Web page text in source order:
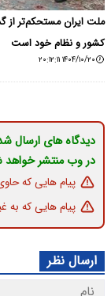
ملت ایران مستحکم‌تر از
کشور و نظام خود است
۱۴۰۴/۱۰/۲۰ ۲۰:۱۲:۱۱
دیدگاه های ارسال
در وب منتشر
پیام هایی که
پیام هایی که به
ارسال نظر